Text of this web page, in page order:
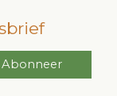
Abonneer